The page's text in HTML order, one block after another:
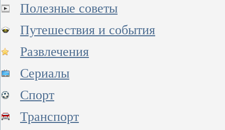
Полезные советы
Путешествия и события
Развлечения
Сериалы
Спорт
Транспорт